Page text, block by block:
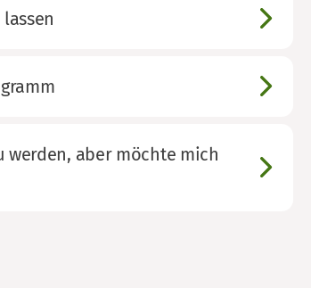
werden, aber möchte mich